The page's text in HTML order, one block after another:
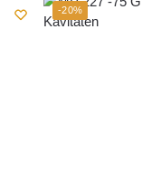
-20%